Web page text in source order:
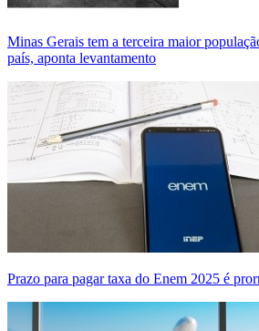
Minas Gerais tem a terceira maior
país, aponta levantamento
Prazo para pagar taxa do Enem 2025 é